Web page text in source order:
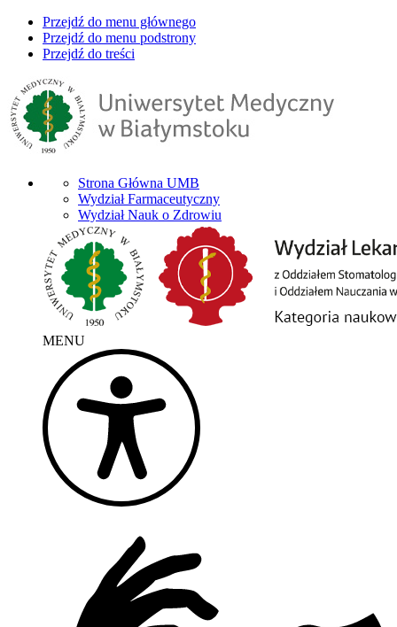
Przejdź do menu głównego
Przejdź do menu podstrony
Przejdź do treści
Strona Główna UMB
Wydział Farmaceutyczny
Wydział Nauk o Zdrowiu
MENU